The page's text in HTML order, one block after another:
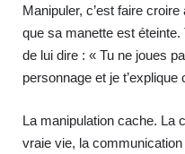
Manipuler, c’est faire croire
que sa manette est
de lui dire : « Tu ne joues
personnage et je
La manipulation cache. La
vraie vie, la